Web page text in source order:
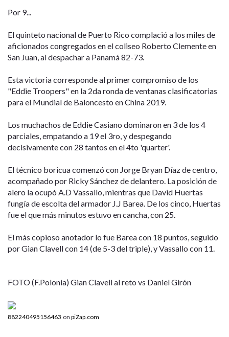
Por 9...
El quinteto nacional de Puerto Rico complació a los miles de
aficionados congregados en el coliseo Roberto Clemente en
San Juan, al despachar a Panamá 82-73.
Esta victoria corresponde al primer compromiso de los
"Eddie Troopers" en la 2da ronda de ventanas clasificatorias
para el Mundial de Baloncesto en China 2019.
Los muchachos de Eddie Casiano dominaron en 3 de los 4
parciales, empatando a 19 el 3ro, y despegando
decisivamente con 28 tantos en el 4to 'quarter'.
El técnico boricua comenzó con Jorge Bryan Díaz de centro,
acompañado por Ricky Sánchez de delantero. La posición de
alero la ocupó A.D Vassallo, mientras que David Huertas
fungía de escolta del armador J.J Barea. De los cinco, Huertas
fue el que más minutos estuvo en cancha, con 25.
El más copioso anotador lo fue Barea con 18 puntos, seguido
por Gian Clavell con 14 (de 5-3 del triple), y Vassallo con 11.
FOTO (F.Polonia) Gian Clavell al reto vs Daniel Girón
882240495156463 on piZap.com